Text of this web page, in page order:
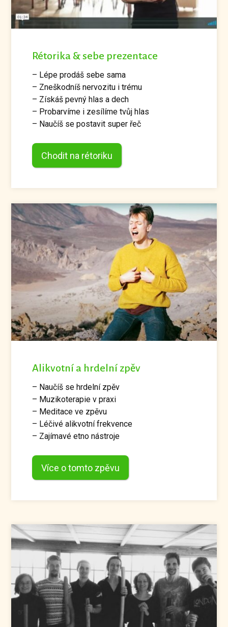
Rétorika & sebe prezentace
– Lépe prodáš sebe sama
– Zneškodníš nervozitu i trému
– Získáš pevný hlas a dech
– Probarvíme i zesílíme tvůj hlas
– Naučíš se postavit super řeč
Chodit na rétoriku
Alikvotní a hrdelní zpěv
– Naučíš se hrdelní zpěv
– Muzikoterapie v praxi
– Meditace ve zpěvu
– Léčivé alikvotní frekvence
– Zajímavé etno nástroje
Více o tomto zpěvu